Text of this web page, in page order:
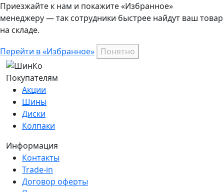
Приезжайте к нам и покажите «Избранное»
менеджеру — так сотрудники быстрее найдут ваш товар
на складе.
Перейти в «Избранное» Понятно
Покупателям
Акции
Шины
Диски
Колпаки
Информация
Контакты
Trade-in
Договор оферты